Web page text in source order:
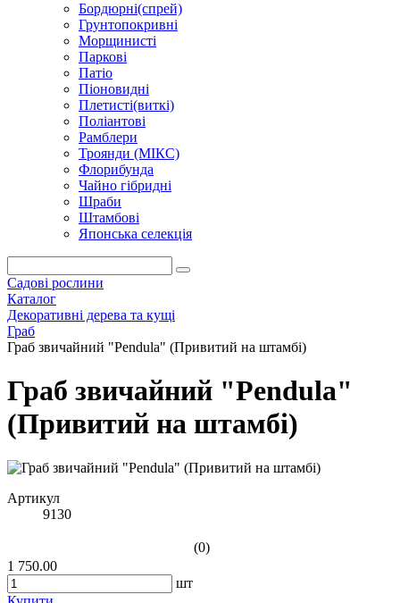
Бордюрні(спрей)
Грунтопокривні
Морщинисті
Паркові
Патіо
Піоновидні
Плетисті(виткі)
Поліантові
Рамблери
Троянди (МІКС)
Флорибунда
Чайно гібридні
Шраби
Штамбові
Японська селекція
Садові рослини
Каталог
Декоративні дерева та кущі
Граб
Граб звичайний "Pendula" (Привитий на штамбі)
Граб звичайний "Pendula"
(Привитий на штамбі)
Артикул
9130
(0)
1 750.00
шт